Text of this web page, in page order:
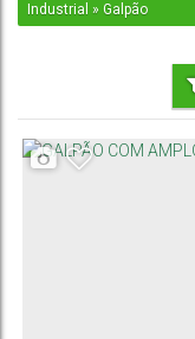
Industrial » Galpão